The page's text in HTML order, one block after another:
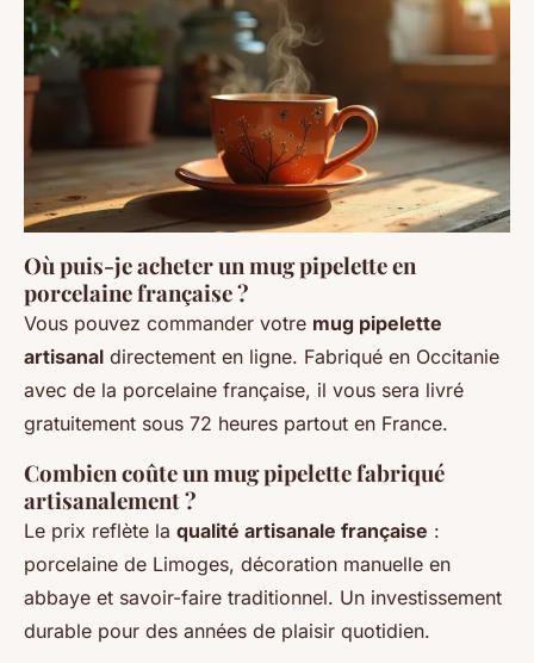
Où puis-je acheter un mug pipelette en
porcelaine française ?
Vous pouvez commander votre mug pipelette
artisanal directement en ligne. Fabriqué en Occitanie
avec de la porcelaine française, il vous sera livré
gratuitement sous 72 heures partout en France.
Combien coûte un mug pipelette fabriqué
artisanalement ?
Le prix reflète la qualité artisanale française :
porcelaine de Limoges, décoration manuelle en
abbaye et savoir-faire traditionnel. Un investissement
durable pour des années de plaisir quotidien.